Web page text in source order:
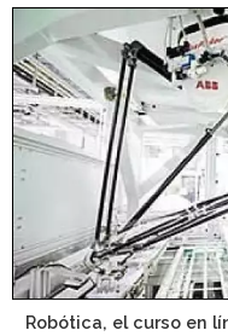
Robótica, el curso en